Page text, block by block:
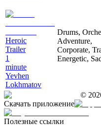
Heroic
Trailer
1
minute
Yevhen
Lokhmatov
Drums,
Adventure,
Corporate,
Energetic,
©
Скачать приложение
Полезные ссылки